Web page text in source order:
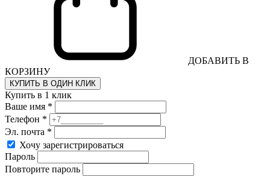
ДОБАВИТЬ В
КОРЗИНУ
КУПИТЬ В ОДИН КЛИК
Купить в 1 клик
Ваше имя *
Телефон *
Эл. почта *
Хочу зарегистрироваться
Пароль
Повторите пароль